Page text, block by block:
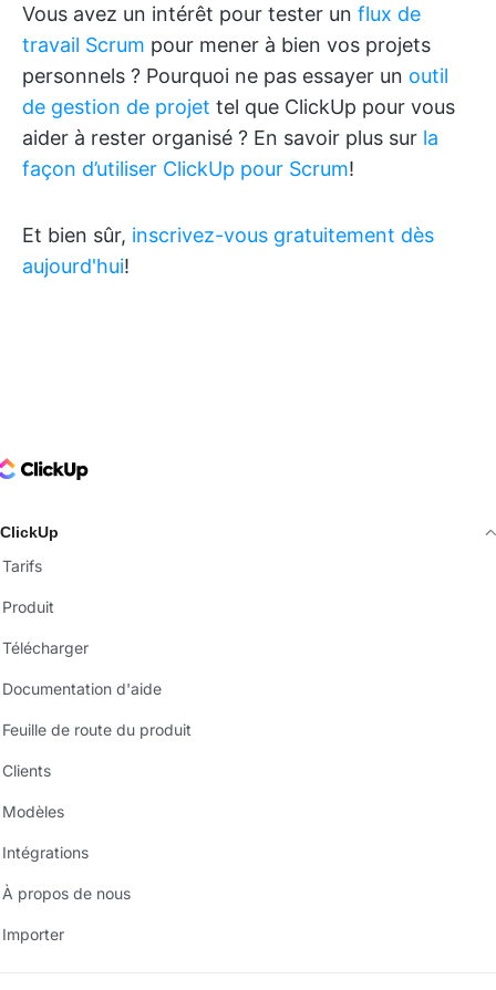
Vous avez un intérêt pour tester un flux de
travail Scrum pour mener à bien vos projets
personnels ? Pourquoi ne pas essayer un outil
de gestion de projet tel que ClickUp pour vous
aider à rester organisé ? En savoir plus sur la
façon d’utiliser ClickUp pour Scrum!
Et bien sûr, inscrivez-vous gratuitement dès
aujourd'hui!
Logo
ClickUp
Tarifs
Produit
Télécharger
Documentation d'aide
Feuille de route du produit
Clients
Modèles
Intégrations
À propos de nous
Importer